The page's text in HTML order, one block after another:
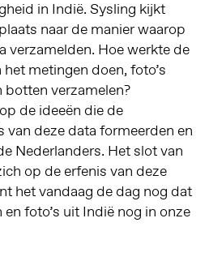
in Indië. Sysling kijkt
naar de manier waarop
verzamelden. Hoe werkte de
metingen doen, foto’s
botten verzamelen?
de ideeën die de
deze data formeerden en
Nederlanders. Het slot van
op de erfenis van deze
het vandaag de dag nog dat
foto’s uit Indië nog in onze